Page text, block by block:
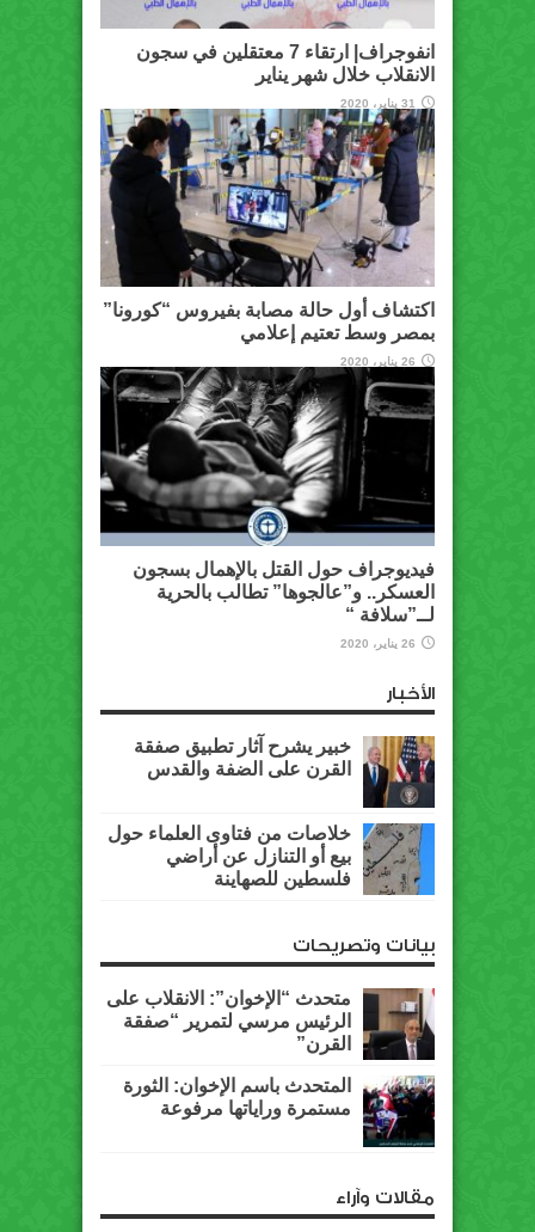
انفوجراف| ارتقاء 7 معتقلين في سجون
الانقلاب خلال شهر يناير
31 يناير، 2020
اكتشاف أول حالة مصابة بفيروس “كورونا”
بمصر وسط تعتيم إعلامي
26 يناير، 2020
فيديوجراف حول القتل بالإهمال بسجون
العسكر.. و”عالجوها” تطالب بالحرية
لــ”سلافة “
26 يناير، 2020
الأخبار
خبير يشرح آثار تطبيق صفقة
القرن على الضفة والقدس
خلاصات من فتاوى العلماء حول
بيع أو التنازل عن أراضي
فلسطين للصهاينة
بيانات وتصريحات
متحدث “الإخوان”: الانقلاب على
الرئيس مرسي لتمرير “صفقة
القرن”
المتحدث باسم الإخوان: الثورة
مستمرة وراياتها مرفوعة
مقالات وآراء